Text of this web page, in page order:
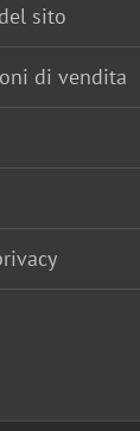
sito
di vendita